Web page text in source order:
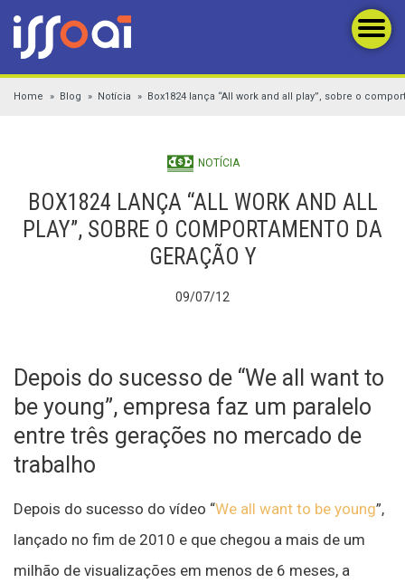
Home Blog Notícia Box1824 lança “All work and all play”, sobre o
NOTÍCIA
BOX1824 LANÇA “ALL WORK AND ALL
PLAY”, SOBRE O COMPORTAMENTO DA
GERAÇÃO Y
09/07/12
Depois do sucesso de “We all want to
be young”, empresa faz um paralelo
entre três gerações no mercado de
trabalho
Depois do sucesso do vídeo “We all want to be young”,
lançado no fim de 2010 e que chegou a mais de um
milhão de visualizações em menos de 6 meses, a